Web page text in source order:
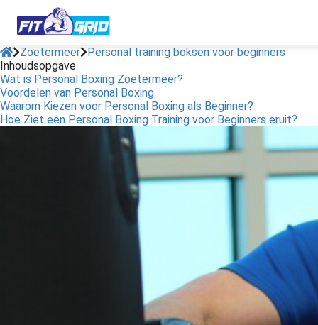
Zoetermeer Personal training boksen voor beginners
Inhoudsopgave
Wat is Personal Boxing Zoetermeer?
Voordelen van Personal Boxing
Waarom Kiezen voor Personal Boxing als Beginner?
Hoe Ziet een Personal Boxing Training voor Beginners eruit?